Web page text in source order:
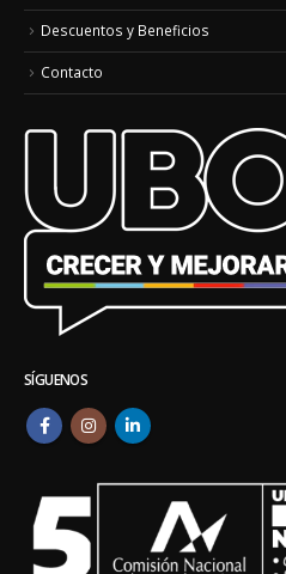
Descuentos y Beneficios
Contacto
SÍGUENOS